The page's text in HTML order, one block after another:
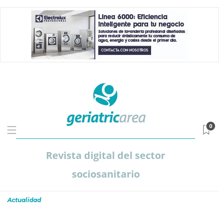
Revista digital del sector
sociosanitario
0
Actualidad